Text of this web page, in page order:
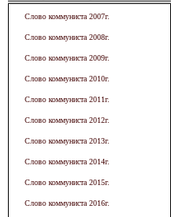
Слово коммуниста 2007г.
Слово коммуниста 2008г.
Слово коммуниста 2009г.
Слово коммуниста 2010г.
Слово коммуниста 2011г.
Слово коммуниста 2012г.
Слово коммуниста 2013г.
Слово коммуниста 2014г.
Слово коммуниста 2015г.
Слово коммуниста 2016г.